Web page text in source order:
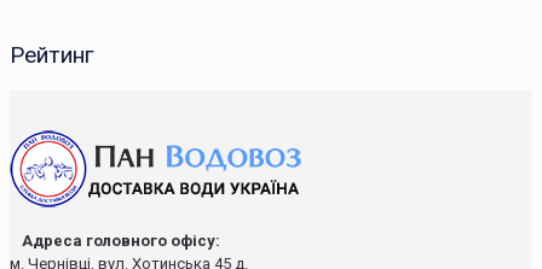
Рейтинг
Адреса головного офісу:
м. Чернівці, вул. Хотинська 45 д.